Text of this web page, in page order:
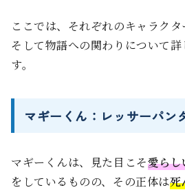
ここでは、それぞれのキャラクタ
そして物語への関わりについて
す。
マギーくん：レッサーパン
マギーくんは、見た目こそ愛らし
をしているものの、その正体は死